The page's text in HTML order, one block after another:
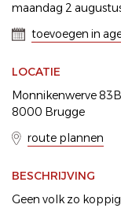
maandag 2
toevoegen in
LOCATIE
Monnikenwerve 83B
8000 Brugge
route plannen
BESCHRIJVING
Geen volk zo